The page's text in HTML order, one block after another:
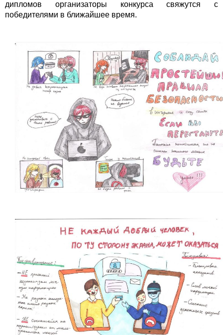
дипломов организаторы конкурса свяжутся с
победителями в ближайшее время.